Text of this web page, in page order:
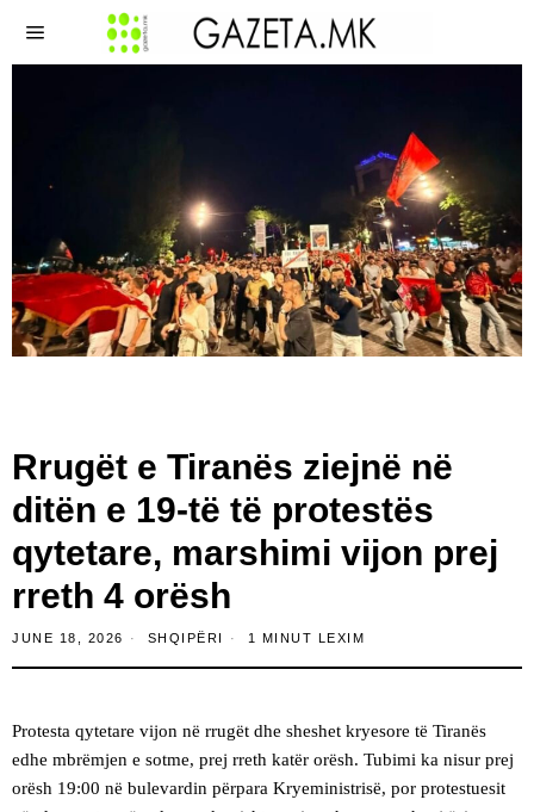
Rrugët e Tiranës ziejnë në
ditën e 19-të të protestës
qytetare, marshimi vijon prej
rreth 4 orësh
JUNE 18, 2026 SHQIPËRI 1 MINUT LEXIM
Protesta qytetare vijon në rrugët dhe sheshet kryesore të Tiranës
edhe mbrëmjen e sotme, prej rreth katër orësh. Tubimi ka nisur prej
orësh 19:00 në bulevardin përpara Kryeministrisë, por protestuesit